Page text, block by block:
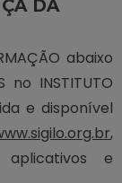
DA
abaixo
INSTITUTO
e disponível
,
e